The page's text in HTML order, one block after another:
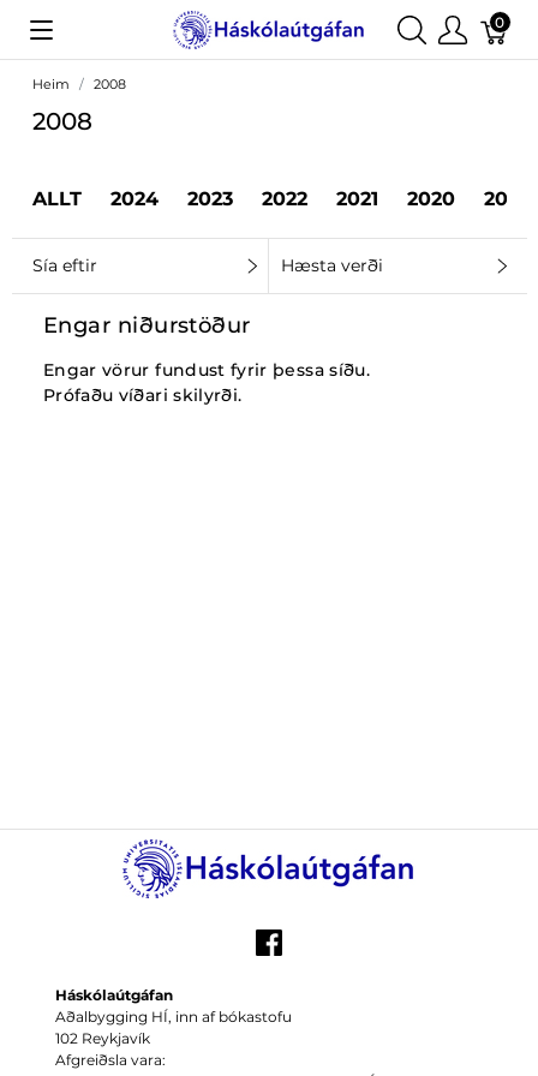
0
Heim 2008
2008
ALLT 2024 2023 2022 2021 2020 2019
Sía eftir Hæsta verði
Engar niðurstöður
Engar vörur fundust fyrir þessa síðu.
Prófaðu víðari skilyrði.
Háskólaútgáfan
Aðalbygging HÍ, inn af bókastofu
102 Reykjavík
Afgreiðsla vara: